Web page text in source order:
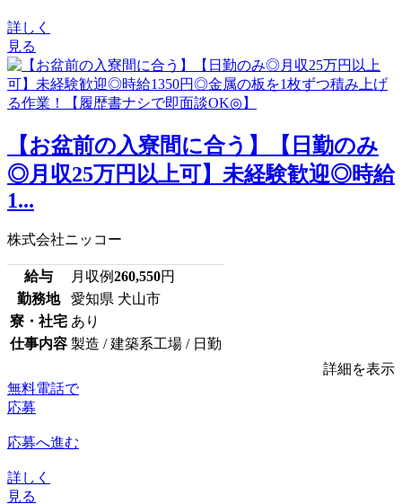
詳しく
見る
【お盆前の入寮間に合う】【日勤のみ
◎月収25万円以上可】未経験歓迎◎時給
1...
株式会社ニッコー
給与 月収例260,550円
勤務地
愛知県 犬山市
寮・社宅 あり
仕事内容 製造 / 建築系工場 / 日勤
詳細を表示
無料電話で
応募
応募へ進む
詳しく
見る